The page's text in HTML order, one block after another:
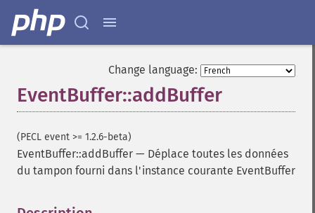
Change language:
EventBuffer::addBuffer
(PECL event >= 1.2.6-beta)
EventBuffer::addBuffer — Déplace toutes les données
du tampon fourni dans l'instance courante EventBuffer